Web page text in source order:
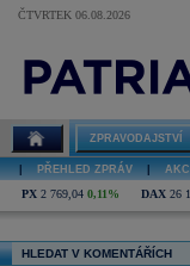
ČTVRTEK 06.08.2026
ZPRAVODAJSTVÍ
PŘEHLED ZPRÁV
PX 2 769,04 0,11% DAX 26
HLEDAT V KOMENTÁŘÍCH